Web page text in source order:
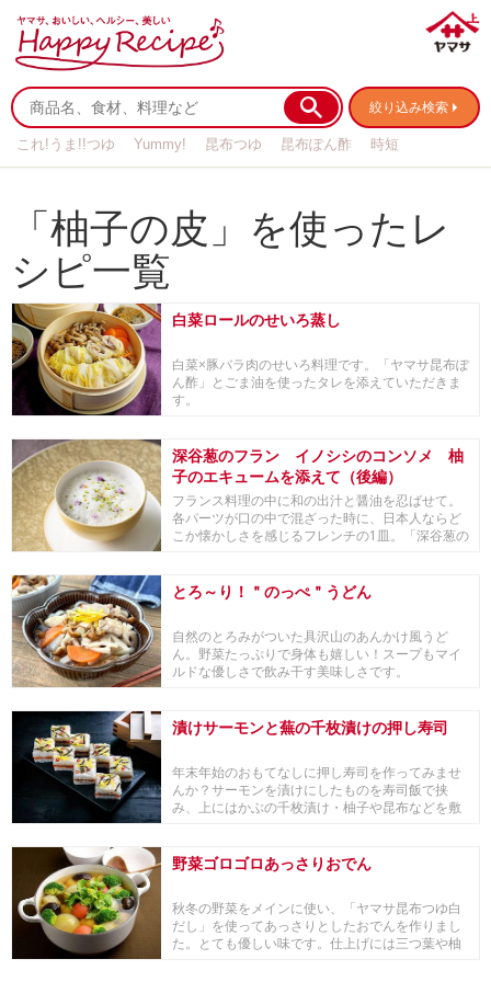
絞り込み検索
これ!うま!!つゆ Yummy! 昆布つゆ 昆布ぽん酢
時短
「柚子の皮」を使ったレ
シピ一覧
白菜ロールのせいろ蒸し
白菜×豚バラ肉のせいろ料理です。「ヤマサ昆布ぽ
ん酢」とごま油を使ったタレを添えていただきま
す。
深谷葱のフラン イノシシのコンソメ 柚
子のエキュームを添えて（後編）
フランス料理の中に和の出汁と醤油を忍ばせて。
各パーツが口の中で混ざった時に、日本人ならど
こか懐かしさを感じるフレンチの1皿。「深谷葱の
とろ～り！＂のっぺ＂うどん
自然のとろみがついた具沢山のあんかけ風うど
ん。野菜たっぷりで身体も嬉しい！スープもマイ
ルドな優しさで飲み干す美味しさです。
漬けサーモンと蕪の千枚漬けの押し寿司
年末年始のおもてなしに押し寿司を作ってみませ
んか？サーモンを漬けにしたものを寿司飯で挟
み、上にはかぶの千枚漬け・柚子や昆布などを敷
野菜ゴロゴロあっさりおでん
秋冬の野菜をメインに使い、「ヤマサ昆布つゆ白
だし」を使ってあっさりとしたおでんを作りまし
た。とても優しい味です。仕上げには三つ葉や柚